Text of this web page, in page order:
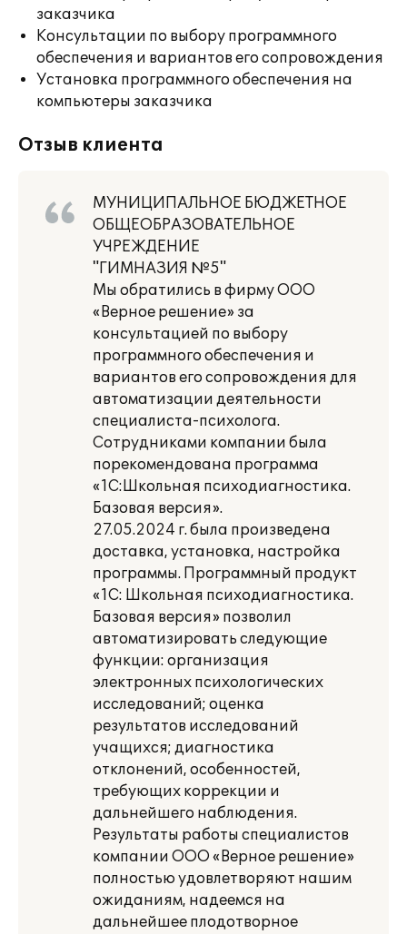
заказчика
Консультации по выбору программного
обеспечения и вариантов его сопровождения
Установка программного обеспечения на
компьютеры заказчика
Отзыв клиента
МУНИЦИПАЛЬНОЕ БЮДЖЕТНОЕ
ОБЩЕОБРАЗОВАТЕЛЬНОЕ
УЧРЕЖДЕНИЕ
"ГИМНАЗИЯ №5"
Мы обратились в фирму ООО
«Верное решение» за
консультацией по выбору
программного обеспечения и
вариантов его сопровождения для
автоматизации деятельности
специалиста-психолога.
Сотрудниками компании была
порекомендована программа
«1С:Школьная психодиагностика.
Базовая версия».
27.05.2024 г. была произведена
доставка, установка, настройка
программы. Программный продукт
«1С: Школьная психодиагностика.
Базовая версия» позволил
автоматизировать следующие
функции: организация
электронных психологических
исследований; оценка
результатов исследований
учащихся; диагностика
отклонений, особенностей,
требующих коррекции и
дальнейшего наблюдения.
Результаты работы специалистов
компании ООО «Верное решение»
полностью удовлетворяют нашим
ожиданиям, надеемся на
дальнейшее плодотворное